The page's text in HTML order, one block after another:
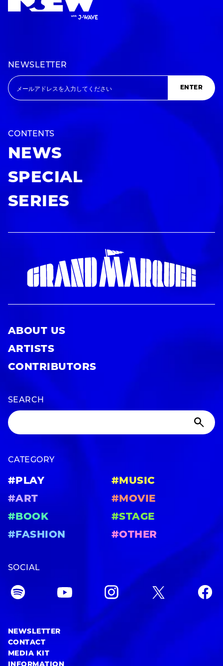
NEWSLETTER
ENTER
CONTENTS
NEWS
SPECIAL
SERIES
ABOUT US
ARTISTS
CONTRIBUTORS
SEARCH
CATEGORY
#PLAY
#MUSIC
#ART
#MOVIE
#BOOK
#STAGE
#FASHION
#OTHER
SOCIAL
NEWSLETTER
CONTACT
MEDIA KIT